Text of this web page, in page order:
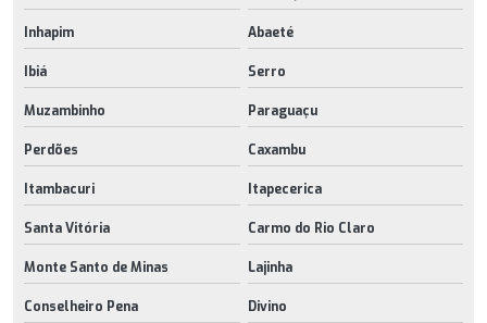
Inhapim Abaeté
Ibiá Serro
Muzambinho Paraguaçu
Perdões Caxambu
Itambacuri Itapecerica
Santa Vitória Carmo do Rio Claro
Monte Santo de Minas Lajinha
Conselheiro Pena Divino